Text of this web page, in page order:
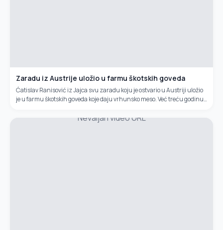
Zaradu iz Austrije uložio u farmu škotskih goveda
Ćatislav Ranisović iz Jajca svu zaradu koju je ostvario u Austriji uložio
je u farmu škotskih goveda koje daju vrhunsko meso. Već treću godinu
Nevaljan video URL